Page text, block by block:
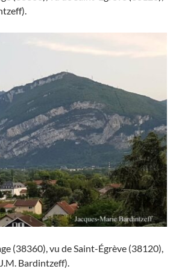
(38360), vu de Saint-Égrève (38120),
Bardintzeff).